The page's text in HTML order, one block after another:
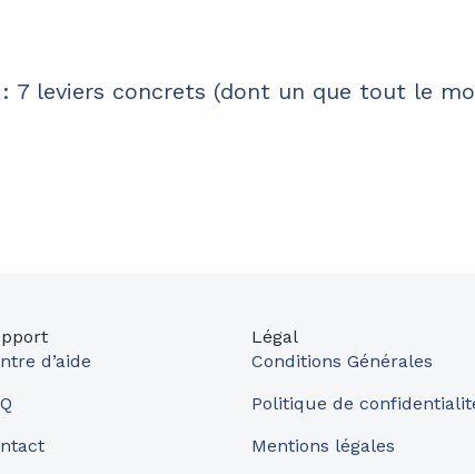
7 leviers concrets (dont un que tout le
d’aide
Légal
Conditions Générales
Politique de
Mentions légales